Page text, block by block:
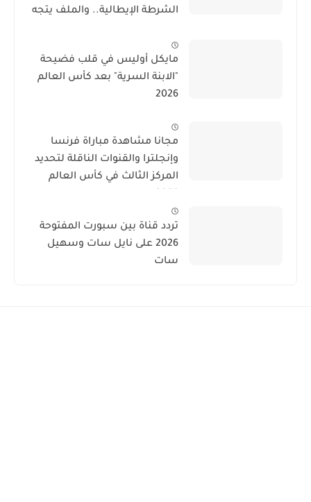
الشرطة الإيطالية.. والملف يتجه
مايكل أوليس في قلب فضيحة
"الابنة السرية" بعد كأس العالم
2026
مجانا مشاهدة مباراة فرنسا
وإنجلترا والقنوات الناقلة لتحديد
المركز الثالث في كأس العالم
تردد قناة بين سبورت المفتوحة
2026 على نايل سات وسهيل
سات